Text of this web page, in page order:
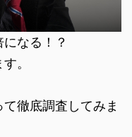
なる！？
。
徹底調査してみま